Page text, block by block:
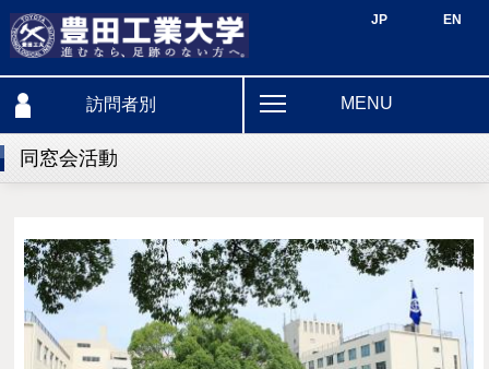
JP EN
訪問者別 MENU
同窓会活動